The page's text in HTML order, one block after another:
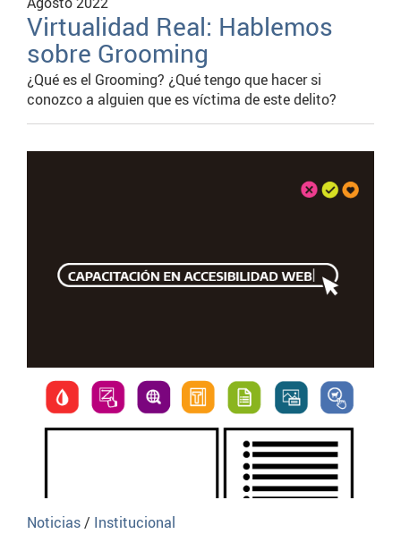
Virtualidad Real: Hablemos
sobre Grooming
¿Qué es el Grooming? ¿Qué tengo que hacer si
conozco a alguien que es víctima de este delito?
Noticias/ Institucional